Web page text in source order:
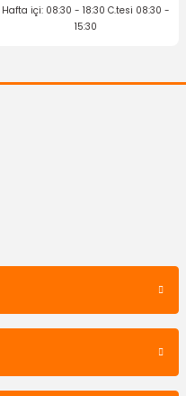
Hafta içi: 08:30 - 18:30 C.tesi 08:30 -
15:30